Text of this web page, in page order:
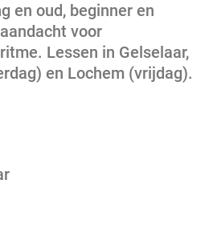
en oud, beginner en
voor
Lessen in Gelselaar,
en Lochem (vrijdag).